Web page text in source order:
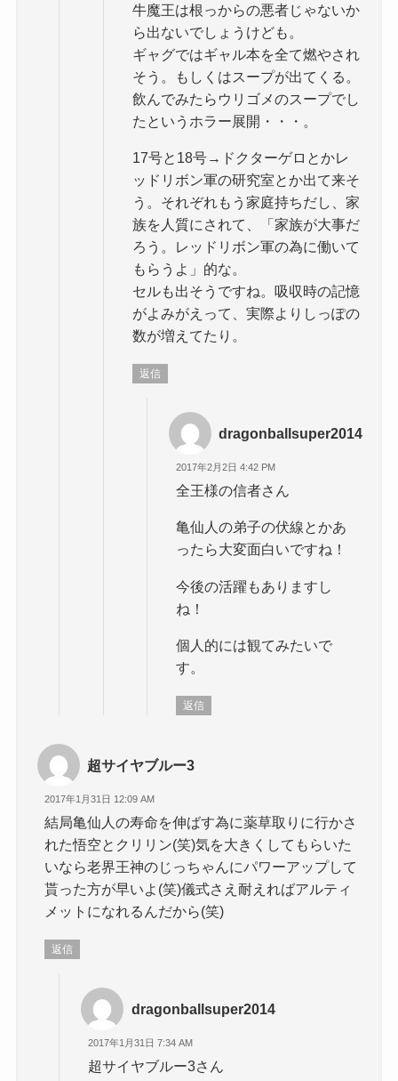
牛魔王は根っからの悪者じゃないか
ら出ないでしょうけども。
ギャグではギャル本を全て燃やされ
そう。もしくはスープが出てくる。
飲んでみたらウリゴメのスープでし
たというホラー展開・・・。
17号と18号→ドクターゲロとかレ
ッドリボン軍の研究室とか出て来そ
う。それぞれもう家庭持ちだし、家
族を人質にされて、「家族が大事だ
ろう。レッドリボン軍の為に働いて
もらうよ」的な。
セルも出そうですね。吸収時の記憶
がよみがえって、実際よりしっぽの
数が増えてたり。
返信
dragonballsuper2014
2017年2月2日 4:42 PM
全王様の信者さん
亀仙人の弟子の伏線とかあ
ったら大変面白いですね！
今後の活躍もありますし
ね！
個人的には観てみたいで
す。
返信
超サイヤブルー3
2017年1月31日 12:09 AM
結局亀仙人の寿命を伸ばす為に薬草取りに行かさ
れた悟空とクリリン(笑)気を大きくしてもらいた
いなら老界王神のじっちゃんにパワーアップして
貰った方が早いよ(笑)儀式さえ耐えればアルティ
メットになれるんだから(笑)
返信
dragonballsuper2014
2017年1月31日 7:34 AM
超サイヤブルー3さん